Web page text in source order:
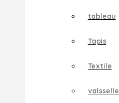
tableau
Tapis
Textile
vaisselle